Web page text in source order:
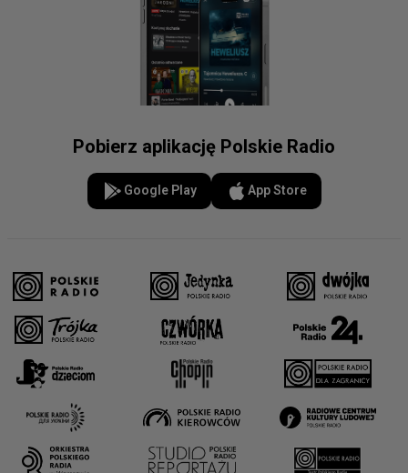
Pobierz aplikację Polskie Radio
Google Play App Store